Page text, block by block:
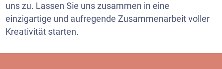
uns zu. Lassen Sie uns zusammen in eine
einzigartige und aufregende Zusammenarbeit voller
Kreativität starten.